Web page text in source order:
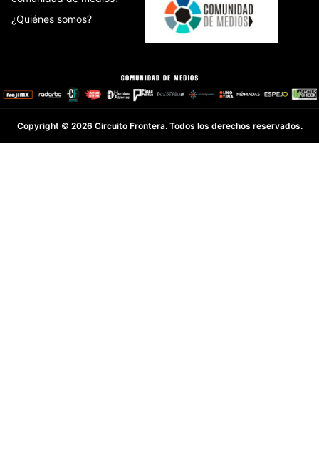
¿Quiénes somos?
Copyright © 2026 Circuito Frontera. Todos los derechos reservados.